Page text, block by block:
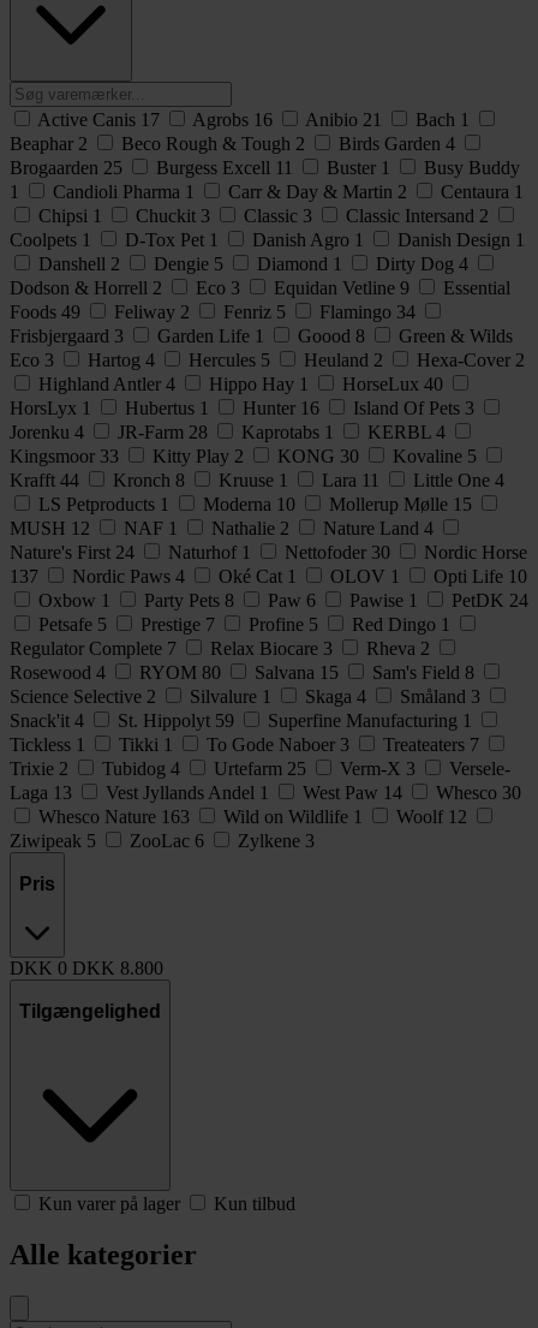
Active Canis 17 Agrobs 16 Anibio 21 Bach 1
Beaphar 2 Beco Rough & Tough 2 Birds Garden 4
Brogaarden 25 Burgess Excell 11 Buster 1
Busy Buddy
1
Candioli Pharma 1 Carr & Day & Martin 2 Centaura 1
Chipsi 1 Chuckit 3 Classic 3 Classic Intersand 2
Coolpets 1 D-Tox Pet 1 Danish Agro 1 Danish Design 1
Danshell 2 Dengie 5 Diamond 1 Dirty Dog 4
Dodson & Horrell 2 Eco 3 Equidan Vetline 9
Essential
Foods 49 Feliway 2 Fenriz 5 Flamingo 34
Frisbjergaard 3 Garden Life 1 Goood 8
Green & Wilds
Eco 3 Hartog 4 Hercules 5 Heuland 2 Hexa-Cover 2
Highland Antler 4 Hippo Hay 1 HorseLux 40
HorsLyx 1 Hubertus 1 Hunter 16 Island Of Pets 3
Jorenku 4 JR-Farm 28 Kaprotabs 1 KERBL 4
Kingsmoor 33 Kitty Play 2 KONG 30 Kovaline 5
Krafft 44 Kronch 8 Kruuse 1 Lara 11 Little One 4
LS Petproducts 1 Moderna 10 Mollerup Mølle 15
MUSH 12 NAF 1 Nathalie 2 Nature Land 4
Nature's First 24 Naturhof 1 Nettofoder 30
Nordic Horse
137
Nordic Paws 4 Oké Cat 1 OLOV 1 Opti Life 10
Oxbow 1 Party Pets 8 Paw 6 Pawise 1 PetDK 24
Petsafe 5 Prestige 7 Profine 5 Red Dingo 1
Regulator Complete 7 Relax Biocare 3 Rheva 2
Rosewood 4 RYOM 80 Salvana 15 Sam's Field 8
Science Selective 2 Silvalure 1 Skaga 4 Småland 3
Snack'it 4 St. Hippolyt 59 Superfine Manufacturing 1
Tickless 1 Tikki 1 To Gode Naboer 3 Treateaters 7
Trixie 2 Tubidog 4 Urtefarm 25 Verm-X 3
Versele-
Laga 13 Vest Jyllands Andel 1 West Paw 14 Whesco 30
Whesco Nature 163 Wild on Wildlife 1 Woolf 12
Ziwipeak 5 ZooLac 6 Zylkene 3
Pris
DKK 0 DKK 8.800
Tilgængelighed
Kun varer på lager Kun tilbud
Alle kategorier